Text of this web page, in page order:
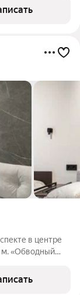
в центре
м. «Обводный
сантехника